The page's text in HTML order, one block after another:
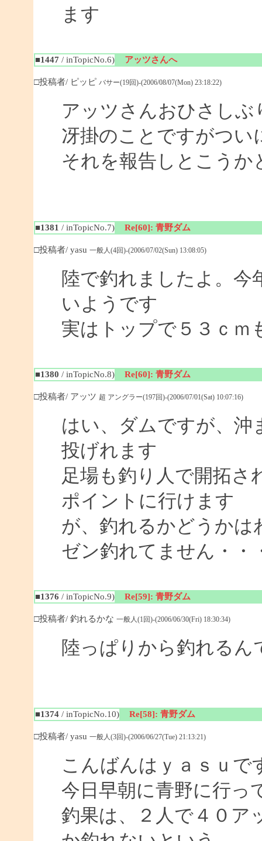
ます
■1447 / inTopicNo.6) アッツさんへ
□投稿者/ ピッピ バサー(19回)-(2006/08/07(Mon) 23:18:22)
アッツさんおひさしぶ
冴掛のことですがつい
それを報告しとこうか
■1381 / inTopicNo.7) Re[60]: 青野ダム
□投稿者/ yasu 一般人(4回)-(2006/07/02(Sun) 13:08:05)
陸で釣れましたよ。今
いようです
実はトップで５３ｃｍ
■1380 / inTopicNo.8) Re[60]: 青野ダム
□投稿者/ アッツ 超 アングラー(197回)-(2006/07/01(Sat) 10:07:16)
はい、ダムですが、沖
投げれます
足場も釣り人で開拓
ポイントに行けます
が、釣れるかどうか
ゼン釣れてません・・
■1376 / inTopicNo.9) Re[59]: 青野ダム
□投稿者/ 釣れるかな 一般人(1回)-(2006/06/30(Fri) 18:30:34)
陸っぱりから釣れるん
■1374/ inTopicNo.10) Re[58]: 青野ダム
□投稿者/ yasu 一般人(3回)-(2006/06/27(Tue) 21:13:21)
こんばんはｙａｓｕで
今日早朝に青野に行っ
釣果は、２人で４０ア